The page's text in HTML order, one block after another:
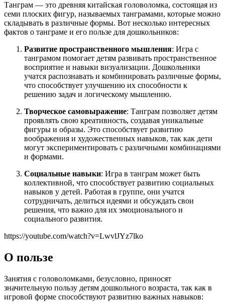
Танграм — это древняя китайская головоломка, состоящая из
семи плоских фигур, называемых танграмами, которые можно
складывать в различные формы. Вот несколько интересных
фактов о танграме и его пользе для дошкольников:
Развитие пространственного мышления: Игра с
танграмом помогает детям развивать пространственное
восприятие и навыки визуализации. Дошкольники
учатся распознавать и комбинировать различные формы,
что способствует улучшению их способности к
решению задач и логическому мышлению.
Творческое самовыражение: Танграм позволяет детям
проявлять свою креативность, создавая уникальные
фигуры и образы. Это способствует развитию
воображения и художественных навыков, так как дети
могут экспериментировать с различными комбинациями
и формами.
Социальные навыки: Игра в танграм может быть
коллективной, что способствует развитию социальных
навыков у детей. Работая в группе, они учатся
сотрудничать, делиться идеями и обсуждать свои
решения, что важно для их эмоционального и
социального развития.
https://youtube.com/watch?v=LwvlJYz7lko
О пользе
Занятия с головоломками, безусловно, приносят
значительную пользу детям дошкольного возраста, так как в
игровой форме способствуют развитию важных навыков: